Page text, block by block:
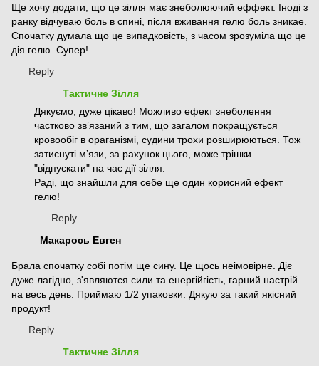
Ще хочу додати, що це зілля має знеболюючий еффект. Іноді з
ранку відчуваю боль в спині, після вживання гелю боль зникае.
Спочатку думала що це випадковість, з часом зрозуміла що це
дія гелю. Супер!
Reply
Тактичне Зілля
Дякуємо, дуже цікаво! Можливо ефект знеболення
частково звʼязаний з тим, що загалом покращується
кровообіг в ораганізмі, судини трохи розширюються. Тож
затиснуті мʼязи, за рахунок цього, може трішки
"відпускати" на час дії зілля.
Раді, що знайшли для себе ще один корисний ефект
гелю!
Reply
Макарось Евген
Брала спочатку собі потім ще сину. Це щось неімовірне. Діє
дуже лагідно, з'являются сили та енергійгість, гарний настрій
на весь день. Приймаю 1/2 упаковки. Дякую за такий якісний
продукт!
Reply
Тактичне Зілля